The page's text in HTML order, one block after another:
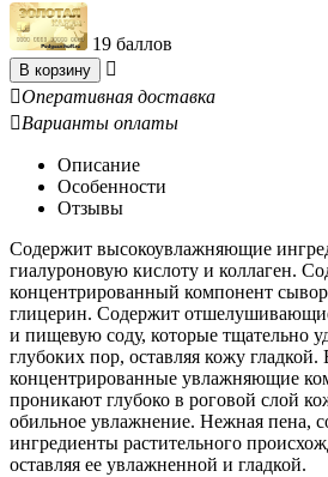
19 баллов
В корзину

Оперативная доставка
Варианты оплаты
Описание
Особенности
Отзывы
Содержит высокоувлажняющие
гиалуроновую кислоту и коллаген.
концентрированный компонент
глицерин. Содержит
и пищевую соду, которые тщательно
глубоких пор, оставляя кожу
концентрированные увлажняющие
проникают глубоко в роговой слой
обильное увлажнение. Нежная пена,
ингредиенты растительного
оставляя ее увлажненной и гладкой.